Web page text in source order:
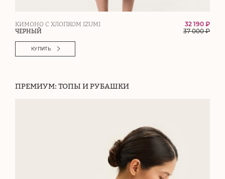
КИМОНО С ХЛОПКОМ IZUMI
ЧЕРНЫЙ
32 190 ₽
37 000₽
КУПИТЬ
ПРЕМИУМ: ТОПЫ И РУБАШКИ